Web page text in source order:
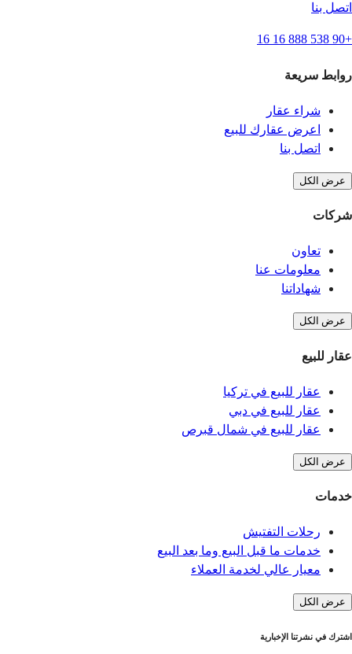
اتصل بنا
+90 538 888 16 16
روابط سريعة
شراء عقار
اعرض عقارك للبيع
اتصل بنا
عرض الكل
شركات
تعاون
معلومات عنا
شهاداتنا
عرض الكل
عقار للبيع
عقار للبيع في تركيا
عقار للبيع في دبي
عقار للبيع في شمال قبرص
عرض الكل
خدمات
رحلات التفتيش
خدمات ما قبل البيع وما بعد البيع
معيار عالي لخدمة العملاء
عرض الكل
اشترك في نشرتنا الإخبارية